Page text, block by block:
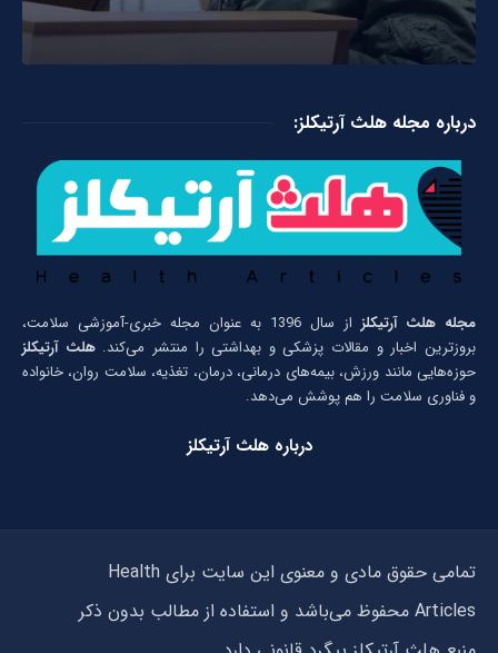
درباره مجله هلث آرتیکلز:
مجله هلث آرتیکلز
از سال 1396 به عنوان مجله خبری-آموزشی سلامت،
بروزترین اخبار و مقالات پزشکی و بهداشتی را منتشر می‌کند.هلث آرتیکلز
حوزه‌هایی مانند ورزش، بیمه‌های درمانی، درمان، تغذیه، سلامت روان، خانواده
و فناوری سلامت را هم پوشش می‌دهد.
درباره هلث آرتیکلز
تمامی حقوق مادی و معنوی این سایت برای Health
Articles محفوظ می‌باشد و استفاده از مطالب بدون ذکر